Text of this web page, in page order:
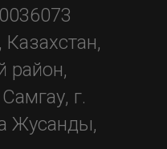
район,
г.
Жусанды,